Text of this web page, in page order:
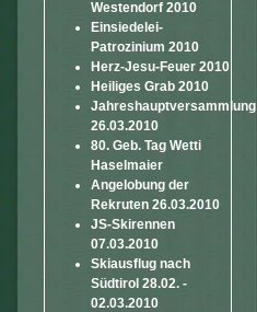
Westendorf 2010
Einsiedelei-
Patrozinium 2010
Herz-Jesu-Feuer 2010
Heiliges Grab 2010
Jahreshauptversammlung
26.03.2010
80. Geb. Tag Wetti
Haselmaier
Angelobung der
Rekruten 26.03.2010
JS-Skirennen
07.03.2010
Skiausflug nach
Südtirol 28.02. -
02.03.2010